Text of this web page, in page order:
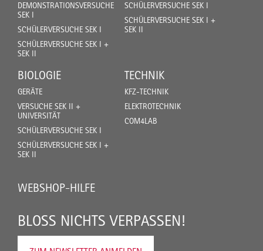
DEMONSTRATIONSVERSUCHE
SEK I
SCHÜLERVERSUCHE SEK I
SCHÜLERVERSUCHE SEK I +
SEK II
SCHÜLERVERSUCHE SEK I
SCHÜLERVERSUCHE SEK I +
SEK II
BIOLOGIE
GERÄTE
VERSUCHE SEK II +
UNIVERSITÄT
SCHÜLERVERSUCHE SEK I
SCHÜLERVERSUCHE SEK I +
SEK II
TECHNIK
KFZ-TECHNIK
ELEKTROTECHNIK
COM4LAB
WEBSHOP-HILFE
BLOSS NICHTS VERPASSEN!